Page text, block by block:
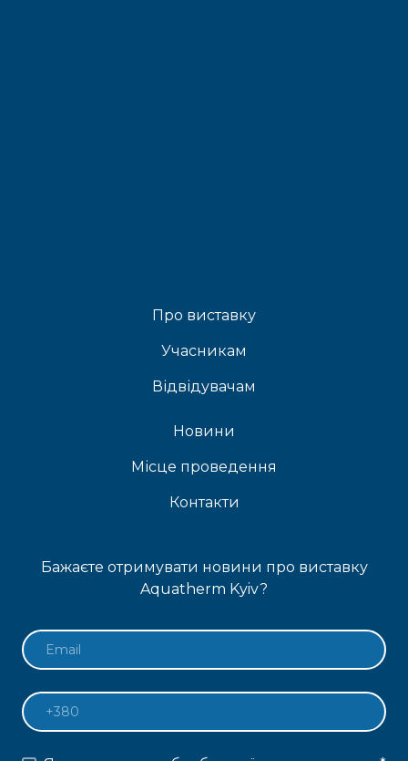
Про виставку
Учасникам
Відвідувачам
Новини
Місце проведення
Контакти
Бажаєте отримувати новини про виставку
Aquatherm Kyiv?